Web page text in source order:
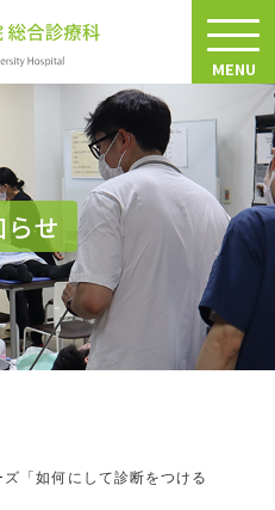
MENU
せ
「如何にして診断をつける